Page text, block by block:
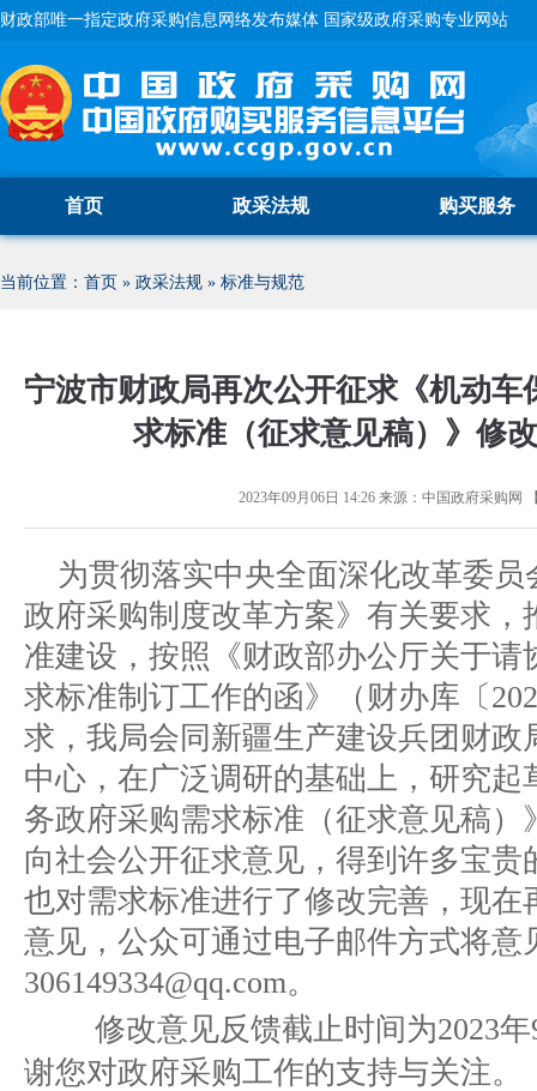
财政部唯一指定政府采购信息网络发布媒体 国家级政府采购专业网站
首页 政采法规 购买服务
当前位置： 首页 » 政采法规 » 标准与规范
宁波市财政局再次公开征求《机动车
求标准（征求意见稿）》修
2023年09月06日 14:26来源： 中国政府采购网
为贯彻落实中央全面深化改革委
政府采购制度改革方案》有关要求，
准建设，按照《财政部办公厅关于请
求标准制订工作的函》（财办库〔
求，我局会同新疆生产建设兵团财政
中心，在广泛调研的基础上，研究起
务政府采购需求标准（征求意见稿）
向社会公开征求意见，得到许多宝贵
也对需求标准进行了修改完善，现在
意见，公众可通过电子邮件方式将意
306149334@qq.com。
修改意见反馈截止时间为2023年9
谢您对政府采购工作的支持与关注。